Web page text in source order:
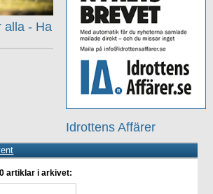
Idrottens Affärer
alla - Ha
artiklar i arkivet: